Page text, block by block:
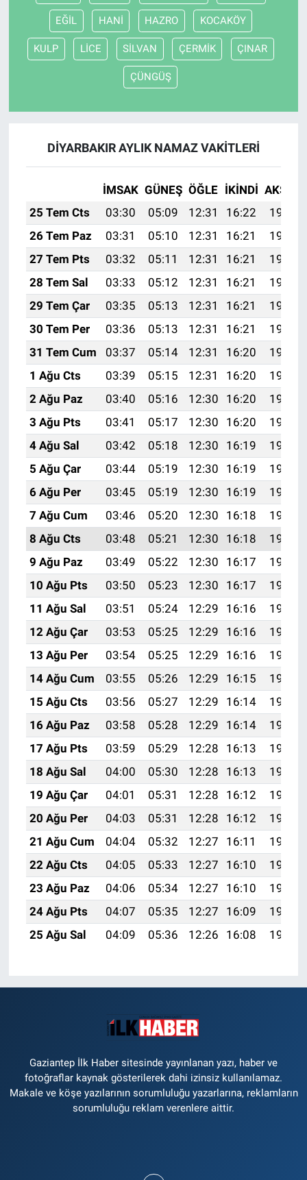
EĞİL HANİ HAZRO KOCAKÖY
KULP LİCE SİLVAN ÇERMİK ÇINAR
ÇÜNGÜŞ
DİYARBAKIR AYLIK NAMAZ VAKITLERI
İMSAK GÜNEŞ ÖĞLE İKINDI AKŞAM
25 Tem Cts
03:30 05:09 12:31 16:22
19:42
26 Tem Paz
03:31 05:10 12:31 16:21
19:41
27 Tem Pts
03:32 05:11 12:31 16:21
19:41
28 Tem Sal
03:33 05:12 12:31 16:21
19:40
29 Tem Çar
03:35 05:13 12:31 16:21
19:39
30 Tem Per
03:36 05:13 12:31 16:21
19:38
31 Tem Cum
03:37 05:14 12:31 16:20
19:37
1 Ağu Cts
03:39 05:15 12:31 16:20
19:36
2 Ağu Paz
03:40 05:16 12:30 16:20
19:35
3 Ağu Pts
03:41 05:17 12:30 16:20
19:34
4 Ağu Sal
03:42 05:18 12:30 16:19
19:33
5 Ağu Çar
03:44 05:19 12:30 16:19
19:32
6 Ağu Per
03:45 05:19 12:30 16:19
19:31
7 Ağu Cum
03:46 05:20 12:30 16:18
19:30
8 Ağu Cts
03:48 05:21 12:30 16:18
19:29
9 Ağu Paz
03:49 05:22 12:30 16:17
19:28
10 Ağu Pts
03:50 05:23 12:30 16:17
19:26
11 Ağu Sal
03:51 05:24 12:29 16:16
19:25
12 Ağu Çar
03:53 05:25 12:29 16:16
19:24
13 Ağu Per
03:54 05:25 12:29 16:16
19:23
14 Ağu Cum
03:55 05:26 12:29 16:15
19:22
15 Ağu Cts
03:56 05:27 12:29 16:14
19:20
16 Ağu Paz
03:58 05:28 12:29 16:14
19:19
17 Ağu Pts
03:59 05:29 12:28 16:13
19:18
18 Ağu Sal
04:00 05:30 12:28 16:13
19:17
19 Ağu Çar
04:01 05:31 12:28 16:12
19:15
20 Ağu Per
04:03 05:31 12:28 16:12
19:14
21 Ağu Cum
04:04 05:32 12:27 16:11
19:13
22 Ağu Cts
04:05 05:33 12:27 16:10
19:11
23 Ağu Paz
04:06 05:34 12:27 16:10
19:10
24 Ağu Pts
04:07 05:35 12:27 16:09
19:08
25 Ağu Sal
04:09 05:36 12:26 16:08 19:07
Gaziantep İlk Haber sitesinde yayınlanan yazı, haber ve
fotoğraflar kaynak gösterilerek dahi izinsiz kullanılamaz.
Makale ve köşe yazılarının sorumluluğu yazarlarına, reklamların
sorumluluğu reklam verenlere aittir.